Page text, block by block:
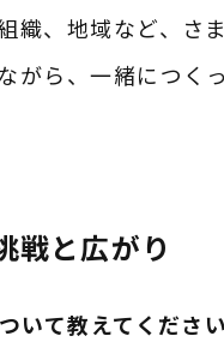
織、地域など、さ
がら、一緒につく
戦と広がり
いて教えてください